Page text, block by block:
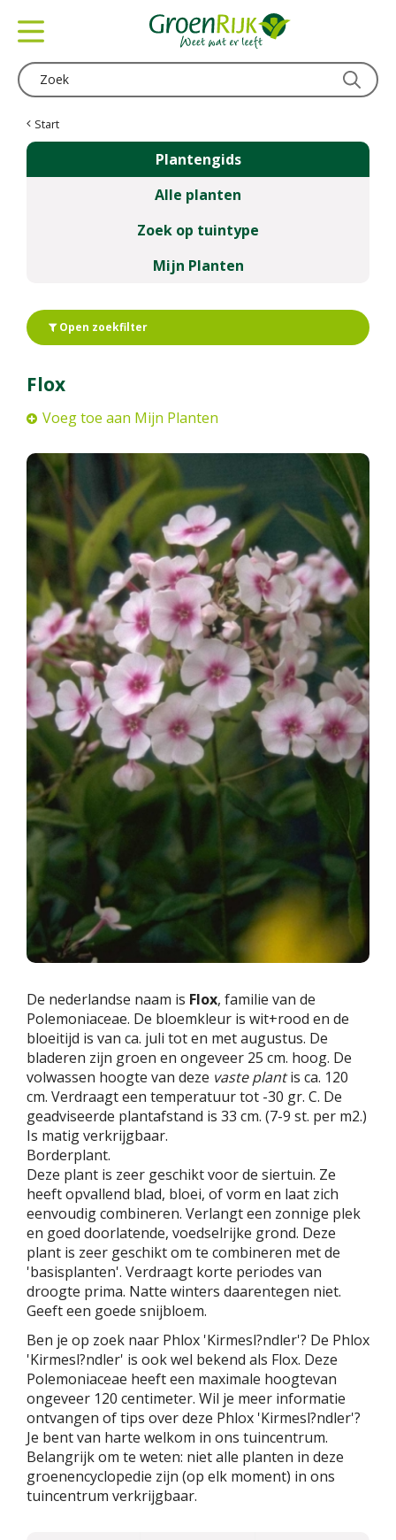
Start
Plantengids
Alle planten
Zoek op tuintype
Mijn Planten
Open zoekfilter
Flox
Voeg toe aan Mijn Planten
De nederlandse naam is Flox, familie van de
Polemoniaceae. De bloemkleur is wit+rood en de
bloeitijd is van ca. juli tot en met augustus. De
bladeren zijn groen en ongeveer 25 cm. hoog. De
volwassen hoogte van deze vaste plantis ca. 120
cm. Verdraagt een temperatuur tot -30 gr. C. De
geadviseerde plantafstand is 33 cm. (7-9 st. per m2.)
Is matig verkrijgbaar.
Borderplant.
Deze plant is zeer geschikt voor de siertuin. Ze
heeft opvallend blad, bloei, of vorm en laat zich
eenvoudig combineren. Verlangt een zonnige plek
en goed doorlatende, voedselrijke grond. Deze
plant is zeer geschikt om te combineren met de
'basisplanten'. Verdraagt korte periodes van
droogte prima. Natte winters daarentegen niet.
Geeft een goede snijbloem.
Ben je op zoek naar Phlox 'Kirmesl?ndler'? De Phlox
'Kirmesl?ndler' is ook wel bekend als Flox. Deze
Polemoniaceae heeft een maximale hoogtevan
ongeveer 120 centimeter. Wil je meer informatie
ontvangen of tips over deze Phlox 'Kirmesl?ndler'?
Je bent van harte welkom in ons tuincentrum.
Belangrijk om te weten: niet alle planten in deze
groenencyclopedie zijn (op elk moment) in ons
tuincentrum verkrijgbaar.